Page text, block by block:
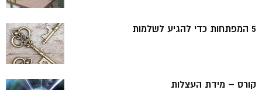
5 המפתחות כדי להגיע לשלמות
קורס – מידת העצלות